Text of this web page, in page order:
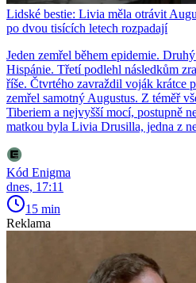
Lidské bestie: Livia měla otrávit
po dvou tisících letech rozpadají
Jeden zemřel během epidemie.
Hispánie. Třetí podlehl následkům
říše. Čtvrtého zavraždil voják krátce
zemřel samotný Augustus. Z téměř
Tiberiem a nejvyšší mocí, postupně
matkou byla Livia Drusilla, jedna z
Kód Enigma
dnes, 17:11
15 min
Reklama